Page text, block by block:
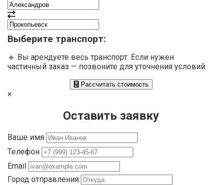
Выберите транспорт:
🔹 Вы арендуете весь транспорт. Если нужен
частичный заказ — позвоните для уточнения условий.
Рассчитать стоимость
×
Оставить заявку
Ваше имя
Телефон
Email
Город отправления